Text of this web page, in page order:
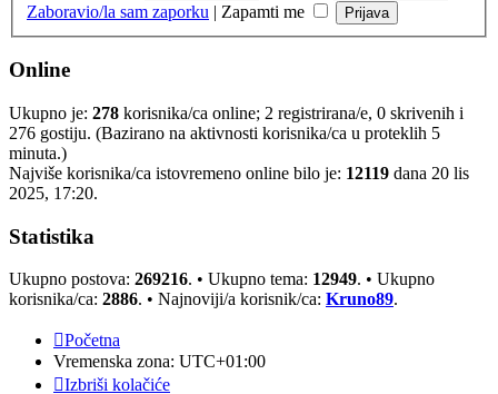
Zaboravio/la sam zaporku | Zapamti me
Online
Ukupno je: 278 korisnika/ca online; 2 registrirana/e, 0 skrivenih i
276 gostiju. (Bazirano na aktivnosti korisnika/ca u proteklih 5
minuta.)
Najviše korisnika/ca istovremeno online bilo je: 12119 dana 20 lis
2025, 17:20.
Statistika
Ukupno postova: 269216. • Ukupno tema: 12949. • Ukupno
korisnika/ca: 2886. • Najnoviji/a korisnik/ca: Kruno89.
Početna
Vremenska zona: UTC+01:00
Izbriši kolačiće